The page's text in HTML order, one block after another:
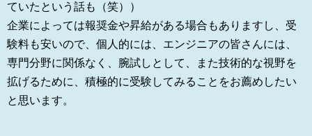
ていたという話も（笑））
企業によっては報奨金や昇給がある場合もありますし、受
験料も安いので、個人的には、エンジニアの皆さんには、
専門分野に関係なく、腕試しとして、また技術的な視野を
拡げるために、積極的に受験してみることをお薦めしたい
と思います。